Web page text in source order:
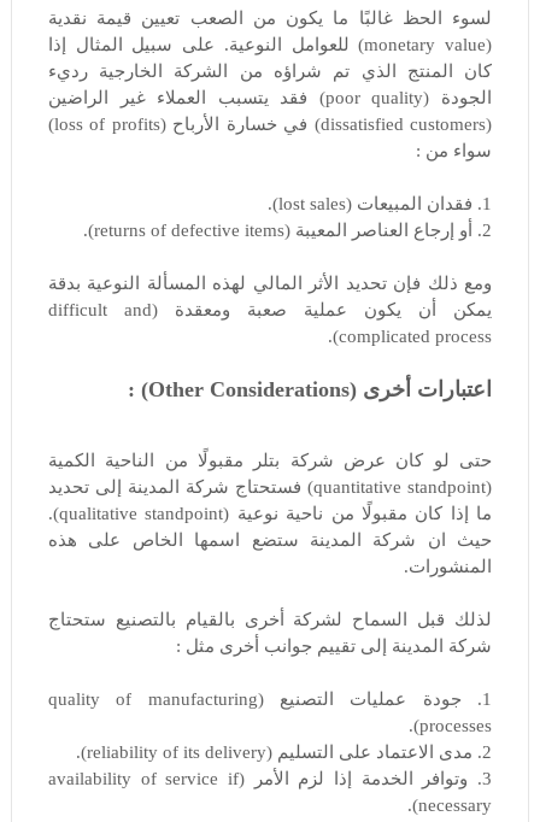
لسوء الحظ غالبًا ما يكون من الصعب تعيين قيمة نقدية
(monetary value) للعوامل النوعية. على سبيل المثال إذا
كان المنتج الذي تم شراؤه من الشركة الخارجية رديء
الجودة (poor quality) فقد يتسبب العملاء غير الراضين
(dissatisfied customers) في خسارة الأرباح (loss of profits)
سواء من :
1. فقدان المبيعات (lost sales).
2. أو إرجاع العناصر المعيبة (returns of defective items).
ومع ذلك فإن تحديد الأثر المالي لهذه المسألة النوعية بدقة
يمكن أن يكون عملية صعبة ومعقدة (difficult and
complicated process).
اعتبارات أخرى (Other Considerations) :
حتى لو كان عرض شركة بتلر مقبولًا من الناحية الكمية
(quantitative standpoint) فستحتاج شركة المدينة إلى تحديد
ما إذا كان مقبولًا من ناحية نوعية (qualitative standpoint).
حيث ان شركة المدينة ستضع اسمها الخاص على هذه
المنشورات.
لذلك قبل السماح لشركة أخرى بالقيام بالتصنيع ستحتاج
شركة المدينة إلى تقييم جوانب أخرى مثل :
1. جودة عمليات التصنيع (quality of manufacturing
processes).
2. مدى الاعتماد على التسليم (reliability of its delivery).
3. وتوافر الخدمة إذا لزم الأمر (availability of service if
necessary).